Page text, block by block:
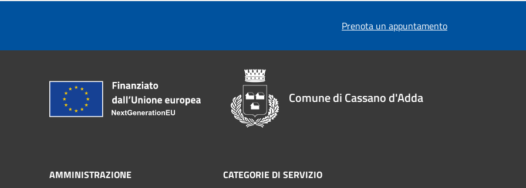
Prenota un appuntamento
Comune di Cassano d'Adda
AMMINISTRAZIONE CATEGORIE DI SERVIZIO